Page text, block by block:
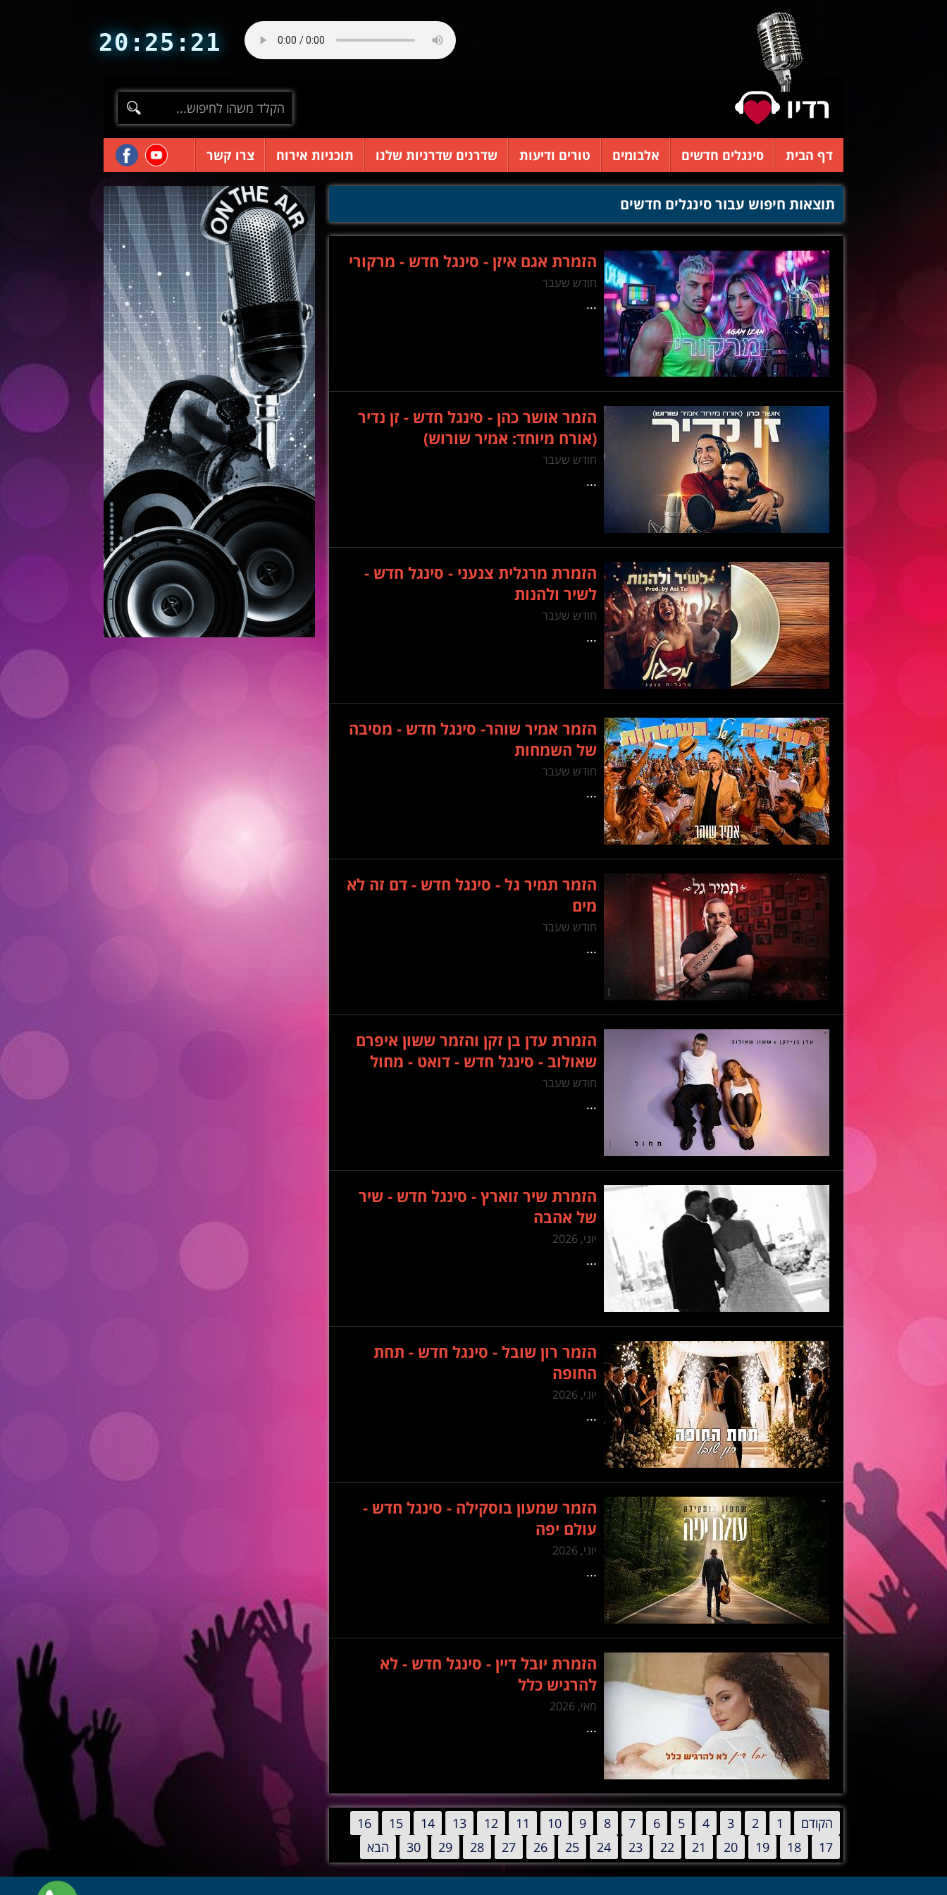
20:25:23
דף הבית סינגלים חדשים אלבומים טורים ודיעות שדרנים שדרניות שלנו תוכניות אירוח צרו קשר
תוצאות חיפוש עבור סינגלים חדשים
הזמרת אגם איזן - סינגל חדש - מרקורי
חודש שעבר
...
הזמר אושר כהן - סינגל חדש - זן נדיר
(אורח מיוחד: אמיר שורוש)
חודש שעבר
...
הזמרת מרגלית צנעני - סינגל חדש -
לשיר ולהנות
חודש שעבר
...
הזמר אמיר שוהר- סינגל חדש - מסיבה
של השמחות
חודש שעבר
...
הזמר תמיר גל - סינגל חדש - דם זה לא
מים
חודש שעבר
...
הזמרת עדן בן זקן והזמר ששון איפרם
שאולוב - סינגל חדש - דואט - מחול
חודש שעבר
...
הזמרת שיר זוארץ - סינגל חדש - שיר
של אהבה
יוני, 2026
...
הזמר רון שובל - סינגל חדש - תחת
החופה
יוני, 2026
...
הזמר שמעון בוסקילה - סינגל חדש -
עולם יפה
יוני, 2026
...
הזמרת יובל דיין - סינגל חדש - לא
להרגיש כלל
מאי, 2026
...
הקודם 1
2
3
4
5
6
7
8
9
10
11
12
13
14
15
16
17
18
19
20
21
22
23
24
25
26
27
28
29
30 הבא